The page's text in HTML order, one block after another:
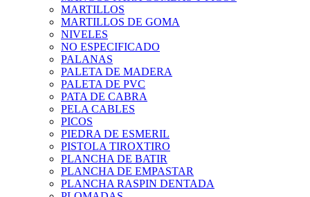
MARTILLOS
MARTILLOS DE GOMA
NIVELES
NO ESPECIFICADO
PALANAS
PALETA DE MADERA
PALETA DE PVC
PATA DE CABRA
PELA CABLES
PICOS
PIEDRA DE ESMERIL
PISTOLA TIROXTIRO
PLANCHA DE BATIR
PLANCHA DE EMPASTAR
PLANCHA RASPIN DENTADA